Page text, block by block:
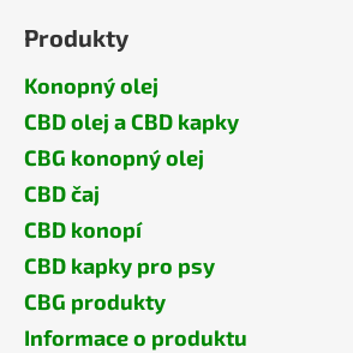
Produkty
Konopný olej
CBD olej a CBD kapky
CBG konopný olej
CBD čaj
CBD konopí
CBD kapky pro psy
CBG produkty
Informace o produktu